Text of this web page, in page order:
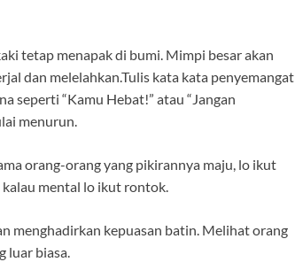
tetap menapak di bumi. Mimpi besar akan
dan melelahkan.Tulis kata kata penyemangat
seperti “Kamu Hebat!” atau “Jangan
menurun.
orang-orang yang pikirannya maju, lo ikut
kalau mental lo ikut rontok.
menghadirkan kepuasan batin. Melihat orang
luar biasa.